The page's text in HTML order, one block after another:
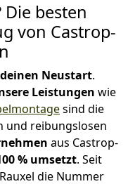
besten
von Castrop-
deinen Neustart.
Leistungen wie
sind die
und reibungslosen
aus Castrop-
% umsetzt. Seit
die Nummer